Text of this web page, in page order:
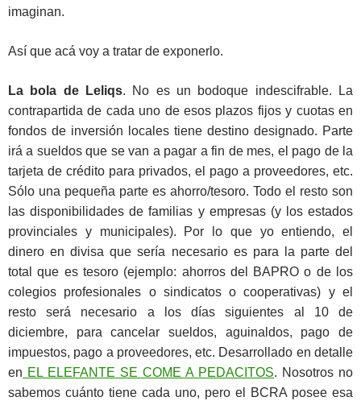
imaginan.
Así que acá voy a tratar de exponerlo.
La bola de Leliqs. No es un bodoque indescifrable. La
contrapartida de cada uno de esos plazos fijos y cuotas en
fondos de inversión locales tiene destino designado. Parte
irá a sueldos que se van a pagar a fin de mes, el pago de la
tarjeta de crédito para privados, el pago a proveedores, etc.
Sólo una pequeña parte es ahorro/tesoro. Todo el resto son
las disponibilidades de familias y empresas (y los estados
provinciales y municipales). Por lo que yo entiendo, el
dinero en divisa que sería necesario es para la parte del
total que es tesoro (ejemplo: ahorros del BAPRO o de los
colegios profesionales o sindicatos o cooperativas) y el
resto será necesario a los días siguientes al 10 de
diciembre, para cancelar sueldos, aguinaldos, pago de
impuestos, pago a proveedores, etc. Desarrollado en detalle
en EL ELEFANTE SE COME A PEDACITOS. Nosotros no
sabemos cuánto tiene cada uno, pero el BCRA posee esa